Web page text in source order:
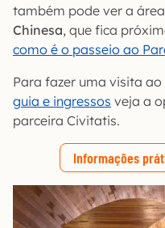
também pode ver a
Chinesa, que fica
como é o passeio ao
Para fazer uma visita
guia e ingressos veja a
parceira Civitatis.
Informações